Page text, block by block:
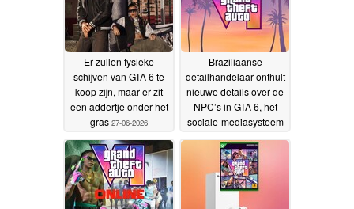
06-2026
06-2026
Er zullen fysieke
schijven van GTA 6 te
koop zijn, maar er zit
een addertje onder het
gras 27-06-2026
Braziliaanse
detailhandelaar onthult
nieuwe details over de
NPC’s in GTA 6, het
sociale-mediasysteem
26-
06-2026